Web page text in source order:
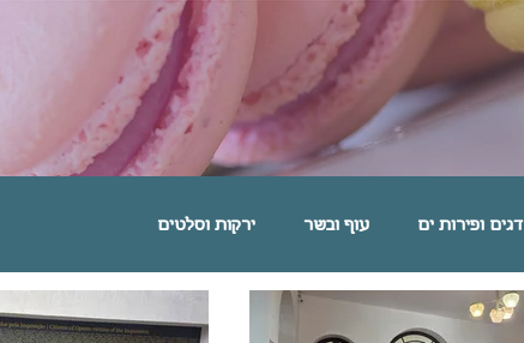
דגים ופירות ים עוף ובשר ירקות וסלטים
מוס, גלידה וקינוחים אישיים עוגיות וחיתוכיות פאי וטארט